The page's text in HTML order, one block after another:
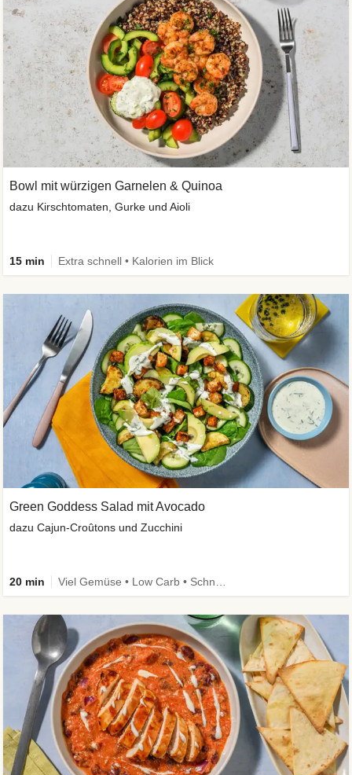
Bowl mit würzigen Garnelen & Quinoa
dazu Kirschtomaten, Gurke und Aioli
15 min Extra schnell • Kalorien im Blick
Green Goddess Salad mit Avocado
dazu Cajun-Croûtons und Zucchini
20 min